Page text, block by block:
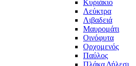
Κυριάκιο
Λεύκτρα
Λιβαδειά
Μαυρομάτι
Οινόφυτα
Ορχομενός
Παύλος
Πλάκα Δήλεσι